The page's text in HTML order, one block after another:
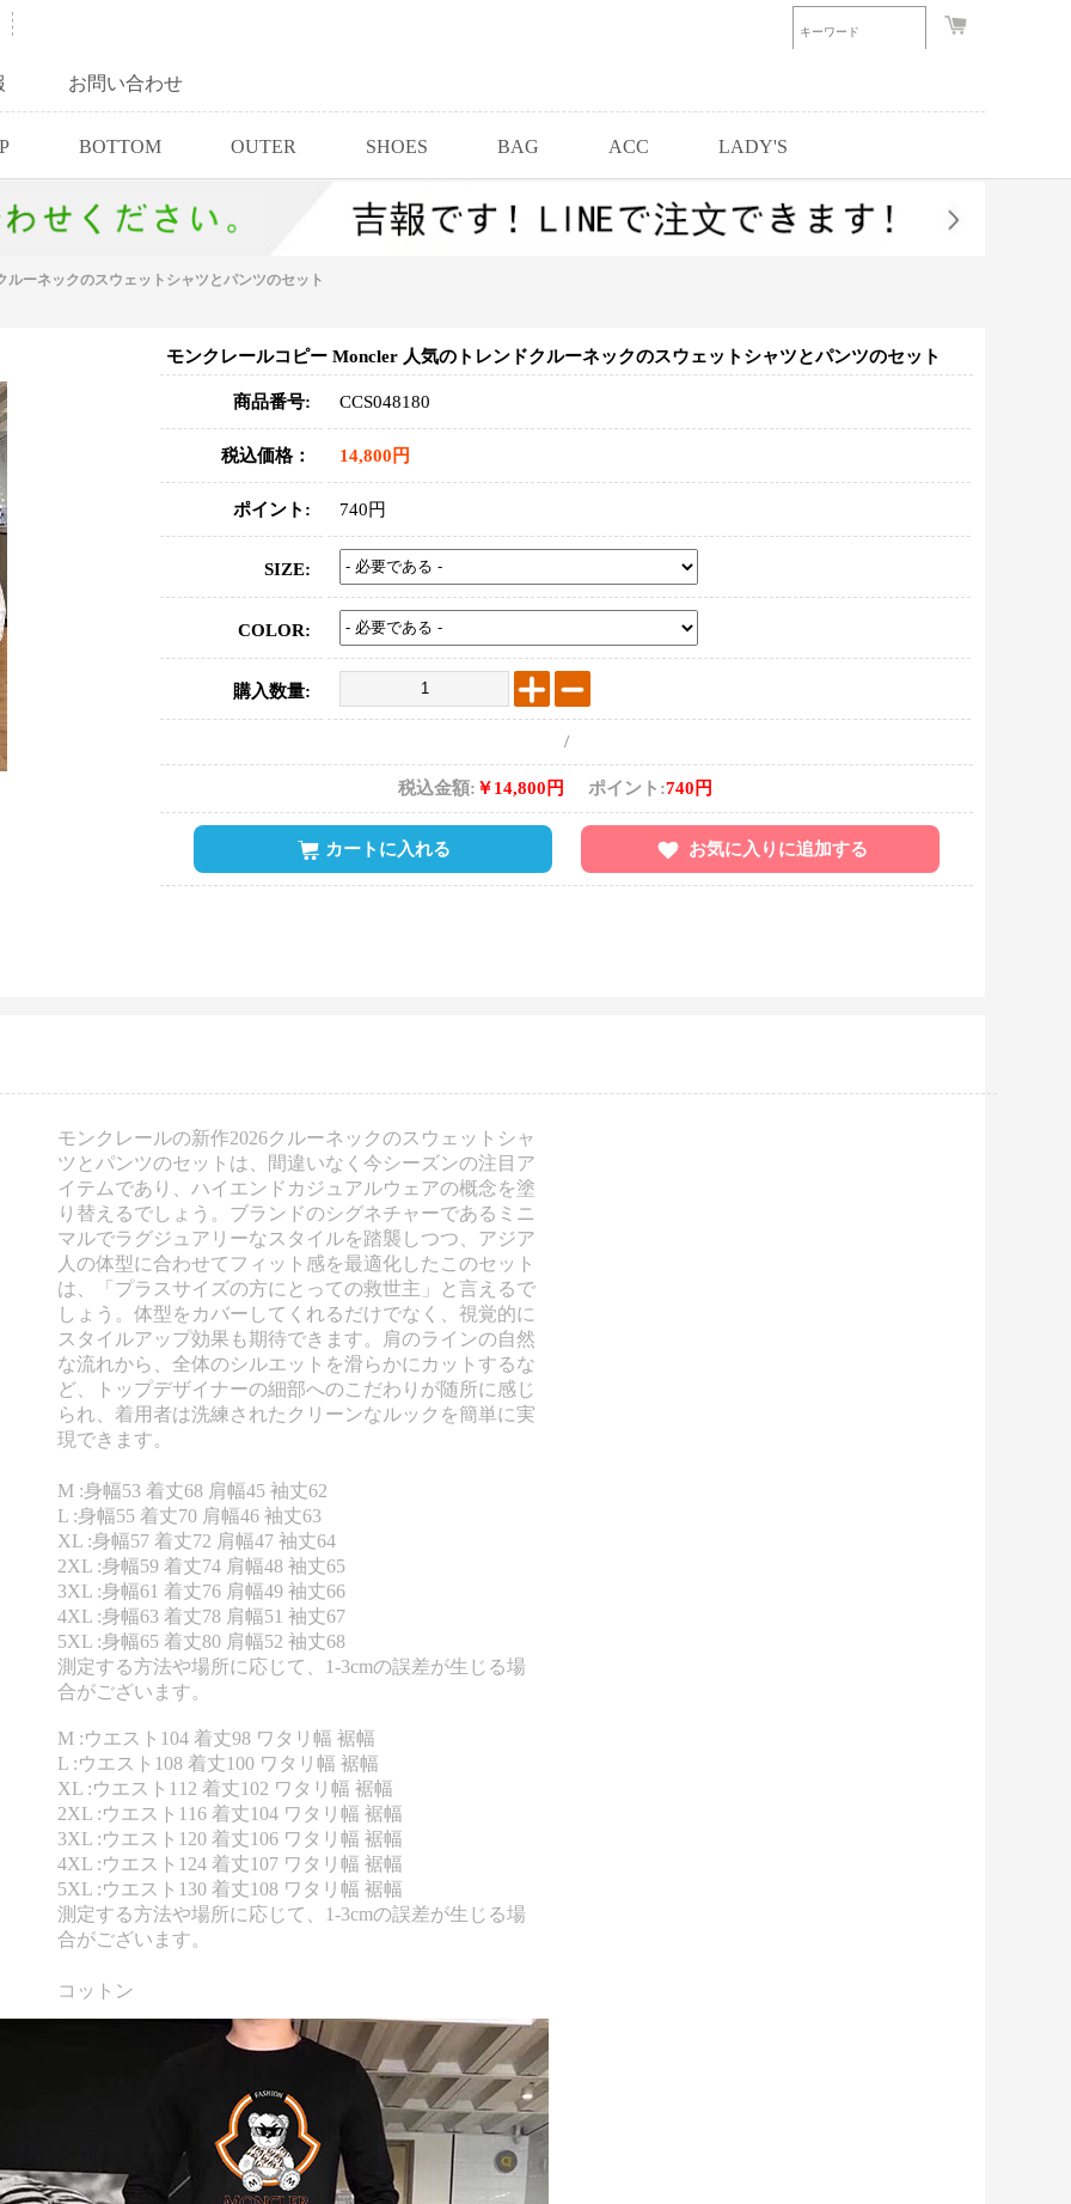
お問い合わせ
BOTTOM OUTER SHOES BAG ACC LADY'S
ーネックのスウェットシャツとパンツのセット
モンクレールコピー Moncler 人気のトレンドクルーネックのスウェットシャツとパンツのセット
商品番号: CCS048180
税込価格： 14,800円
ポイント: 740円
SIZE:
COLOR:
購入数量:
/
税込金額: ￥14,800円 ポイント:740円
カートに入れる お気に入りに追加する
モンクレールの新作2026クルーネックのスウェットシャ
ツとパンツのセットは、間違いなく今シーズンの注目ア
イテムであり、ハイエンドカジュアルウェアの概念を塗
り替えるでしょう。ブランドのシグネチャーであるミニ
マルでラグジュアリーなスタイルを踏襲しつつ、アジア
人の体型に合わせてフィット感を最適化したこのセット
は、「プラスサイズの方にとっての救世主」と言えるで
しょう。体型をカバーしてくれるだけでなく、視覚的に
スタイルアップ効果も期待できます。肩のラインの自然
な流れから、全体のシルエットを滑らかにカットするな
ど、トップデザイナーの細部へのこだわりが随所に感じ
られ、着用者は洗練されたクリーンなルックを簡単に実
現できます。
M :身幅53 着丈68 肩幅45 袖丈62
L :身幅55 着丈70 肩幅46 袖丈63
XL :身幅57 着丈72 肩幅47 袖丈64
2XL :身幅59 着丈74 肩幅48 袖丈65
3XL :身幅61 着丈76 肩幅49 袖丈66
4XL :身幅63 着丈78 肩幅51 袖丈67
5XL :身幅65 着丈80 肩幅52 袖丈68
測定する方法や場所に応じて、1-3cmの誤差が生じる場
合がございます。
M :ウエスト104 着丈98 ワタリ幅 裾幅
L :ウエスト108 着丈100 ワタリ幅 裾幅
XL :ウエスト112 着丈102 ワタリ幅 裾幅
2XL :ウエスト116 着丈104 ワタリ幅 裾幅
3XL :ウエスト120 着丈106 ワタリ幅 裾幅
4XL :ウエスト124 着丈107 ワタリ幅 裾幅
5XL :ウエスト130 着丈108 ワタリ幅 裾幅
測定する方法や場所に応じて、1-3cmの誤差が生じる場
合がございます。
コットン